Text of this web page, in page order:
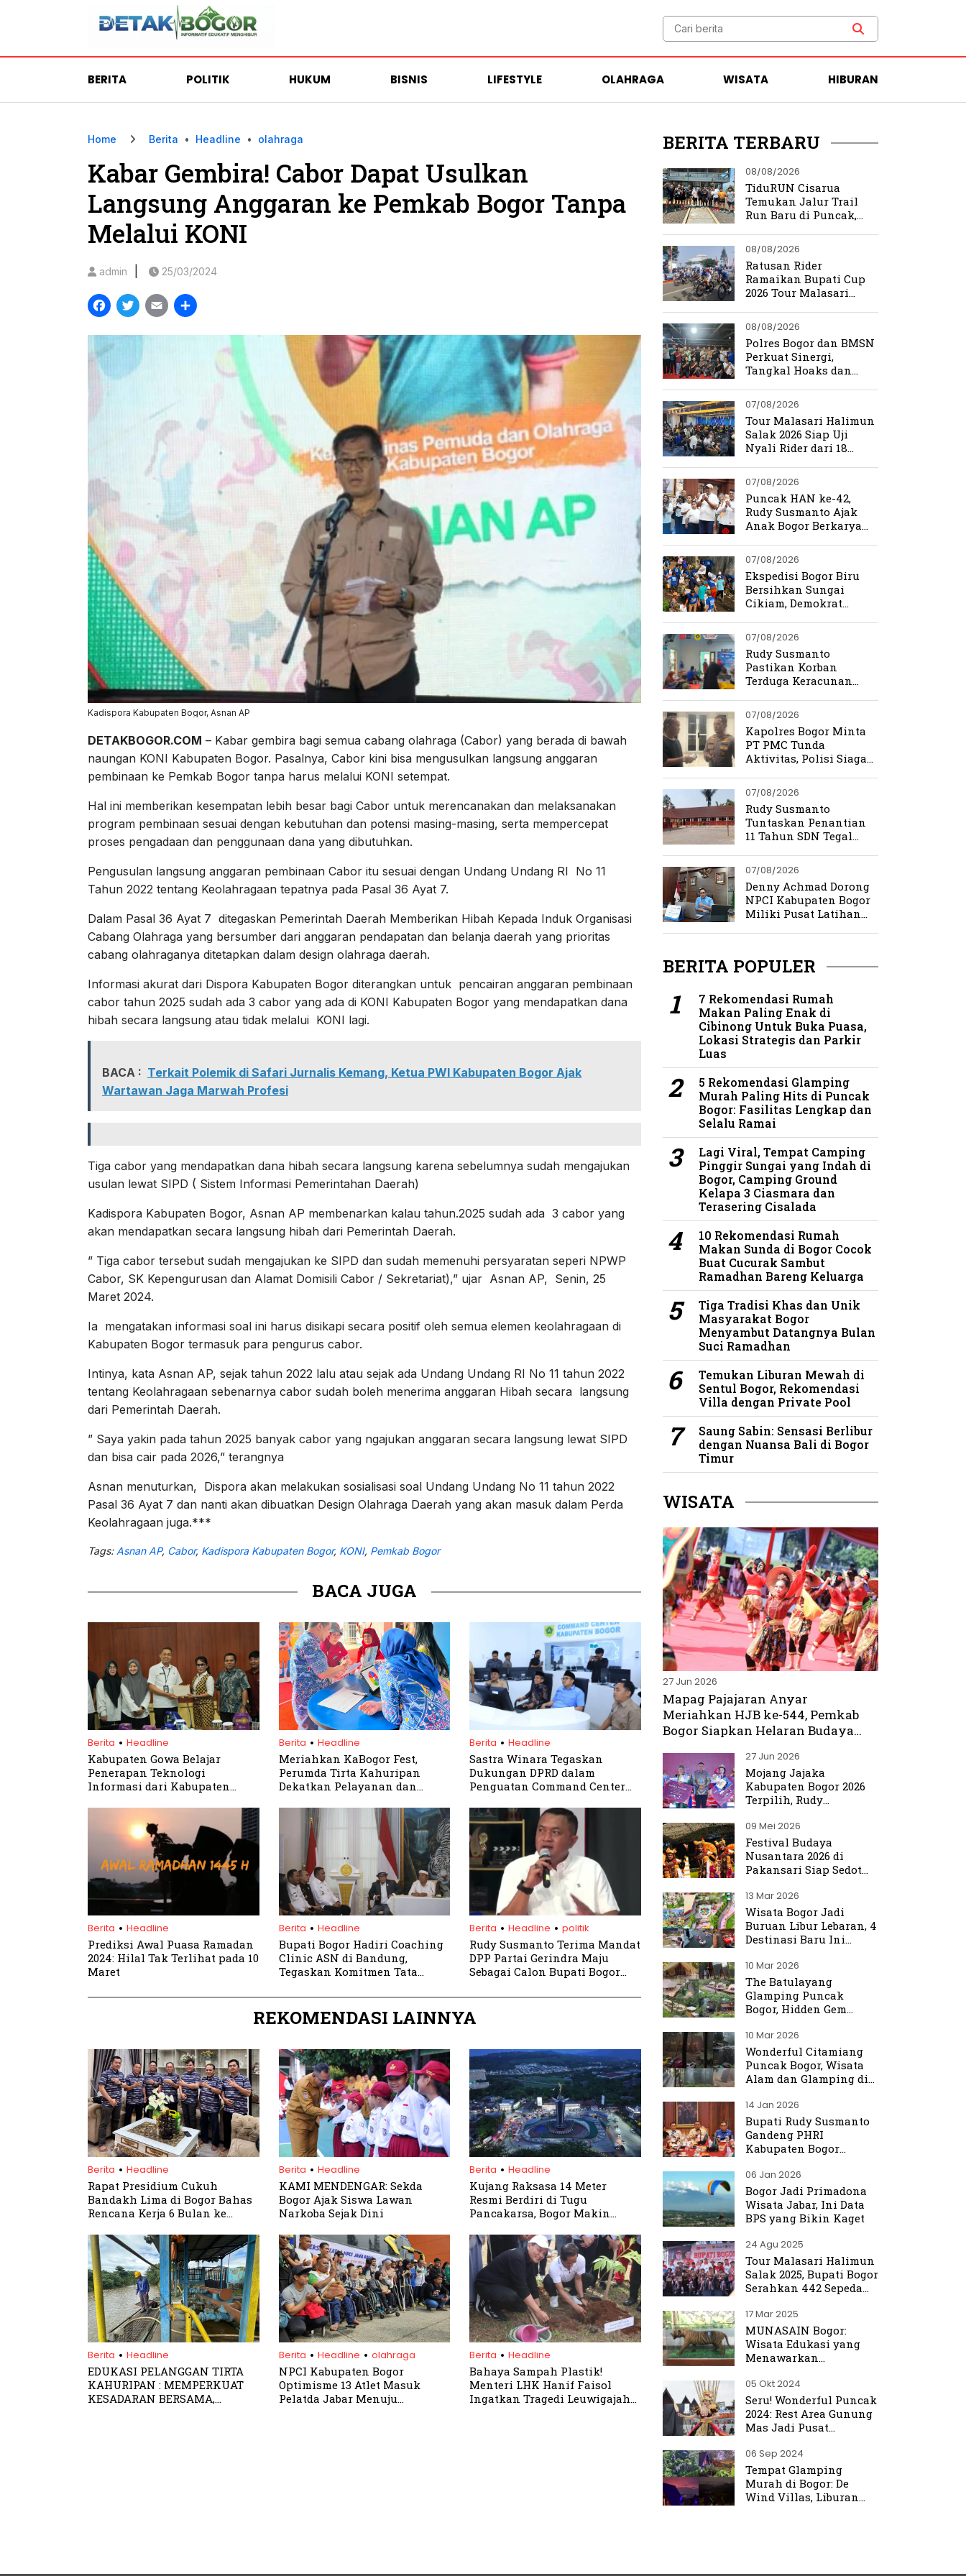
BERITA POLITIK HUKUM BISNIS LIFESTYLE OLAHRAGA WISATA HIBURAN
Home Berita • Headline • olahraga
Kabar Gembira! Cabor Dapat Usulkan
Langsung Anggaran ke Pemkab Bogor Tanpa
Melalui KONI
admin 25/03/2024
Facebook
Twitter
Email
Kadispora Kabupaten Bogor, Asnan AP
DETAKBOGOR.COM – Kabar gembira bagi semua cabang olahraga (Cabor) yang berada di bawah
naungan KONI Kabupaten Bogor. Pasalnya, Cabor kini bisa mengusulkan langsung anggaran
pembinaan ke Pemkab Bogor tanpa harus melalui KONI setempat.
Hal ini memberikan kesempatan lebih besar bagi Cabor untuk merencanakan dan melaksanakan
program pembinaan sesuai dengan kebutuhan dan potensi masing-masing, serta mempercepat
proses pengadaan dan penggunaan dana yang dibutuhkan.
Pengusulan langsung anggaran pembinaan Cabor itu sesuai dengan Undang Undang RI No 11
Tahun 2022 tentang Keolahragaan tepatnya pada Pasal 36 Ayat 7.
Dalam Pasal 36 Ayat 7 ditegaskan Pemerintah Daerah Memberikan Hibah Kepada Induk Organisasi
Cabang Olahraga yang bersumber dari anggaran pendapatan dan belanja daerah yang prioritas
cabang olahraganya ditetapkan dalam design olahraga daerah.
Informasi akurat dari Dispora Kabupaten Bogor diterangkan untuk pencairan anggaran pembinaan
cabor tahun 2025 sudah ada 3 cabor yang ada di KONI Kabupaten Bogor yang mendapatkan dana
hibah secara langsung atau tidak melalui KONI lagi.
BACA : Terkait Polemik di Safari Jurnalis Kemang, Ketua PWI Kabupaten Bogor Ajak
Wartawan Jaga Marwah Profesi
Tiga cabor yang mendapatkan dana hibah secara langsung karena sebelumnya sudah mengajukan
usulan lewat SIPD ( Sistem Informasi Pemerintahan Daerah)
Kadispora Kabupaten Bogor, Asnan AP membenarkan kalau tahun.2025 sudah ada 3 cabor yang
akan mendapatkan secara langsung hibah dari Pemerintah Daerah.
” Tiga cabor tersebut sudah mengajukan ke SIPD dan sudah memenuhi persyaratan seperi NPWP
Cabor, SK Kepengurusan dan Alamat Domisili Cabor / Sekretariat),” ujar Asnan AP, Senin, 25
Maret 2024.
Ia mengatakan informasi soal ini harus disikapi secara positif oleh semua elemen keolahragaan di
Kabupaten Bogor termasuk para pengurus cabor.
Intinya, kata Asnan AP, sejak tahun 2022 lalu atau sejak ada Undang Undang RI No 11 tahun 2022
tentang Keolahragaan sebenarnya cabor sudah boleh menerima anggaran Hibah secara langsung
dari Pemerintah Daerah.
” Saya yakin pada tahun 2025 banyak cabor yang ngajukan anggaran secara langsung lewat SIPD
dan bisa cair pada 2026,” terangnya
Asnan menuturkan, Dispora akan melakukan sosialisasi soal Undang Undang No 11 tahun 2022
Pasal 36 Ayat 7 dan nanti akan dibuatkan Design Olahraga Daerah yang akan masuk dalam Perda
Keolahragaan juga.***
Tags: Asnan AP, Cabor, Kadispora Kabupaten Bogor, KONI, Pemkab Bogor
BACA JUGA
Berita . Headline
Kabupaten Gowa Belajar
Penerapan Teknologi
Informasi dari Kabupaten
Berita . Headline
Meriahkan KaBogor Fest,
Perumda Tirta Kahuripan
Dekatkan Pelayanan dan
Masyarakat
Berita . Headline
Sastra Winara Tegaskan
Dukungan DPRD dalam
Penguatan Command Center
Digital
Berita . Headline
Prediksi Awal Puasa Ramadan
2024: Hilal Tak Terlihat pada 10
Maret
Berita . Headline
Bupati Bogor Hadiri Coaching
Clinic ASN di Bandung,
Tegaskan Komitmen Tata
Berita . Headline . politik
Rudy Susmanto Terima Mandat
DPP Partai Gerindra Maju
Sebagai Calon Bupati Bogor
REKOMENDASI LAINNYA
Berita . Headline
Rapat Presidium Cukuh
Bandakh Lima di Bogor Bahas
Rencana Kerja 6 Bulan ke
Berita . Headline
KAMI MENDENGAR: Sekda
Bogor Ajak Siswa Lawan
Narkoba Sejak Dini
Berita . Headline
Kujang Raksasa 14 Meter
Resmi Berdiri di Tugu
Pancakarsa, Bogor Makin
Berita . Headline
EDUKASI PELANGGAN TIRTA
KAHURIPAN : MEMPERKUAT
KESADARAN BERSAMA,
Berita . Headline . olahraga
NPCI Kabupaten Bogor
Optimisme 13 Atlet Masuk
Pelatda Jabar Menuju
Berita . Headline
Bahaya Sampah Plastik!
Menteri LHK Hanif Faisol
Ingatkan Tragedi Leuwigajah
BERITA TERBARU
08/08/2026
TiduRUN Cisarua
Temukan Jalur Trail
Run Baru di Puncak,
Ketagihan
08/08/2026
Ratusan Rider
Ramaikan Bupati Cup
2026 Tour Malasari
08/08/2026
Polres Bogor dan BMSN
Perkuat Sinergi,
Tangkal Hoaks dan
07/08/2026
Tour Malasari Halimun
Salak 2026 Siap Uji
Nyali Rider dari 18
Ekstrem Bogor
07/08/2026
Puncak HAN ke-42,
Rudy Susmanto Ajak
Anak Bogor Berkarya
07/08/2026
Ekspedisi Bogor Biru
Bersihkan Sungai
Cikiam, Demokrat
Warga Jasinga
07/08/2026
Rudy Susmanto
Pastikan Korban
Terduga Keracunan
Maksimal
07/08/2026
Kapolres Bogor Minta
PT PMC Tunda
Aktivitas, Polisi Siaga
Tamansari
07/08/2026
Rudy Susmanto
Tuntaskan Penantian
11 Tahun SDN Tegal
07/08/2026
Denny Achmad Dorong
NPCI Kabupaten Bogor
Miliki Pusat Latihan
BERITA POPULER
7 Rekomendasi Rumah
Makan Paling Enak di
Cibinong Untuk Buka Puasa,
Lokasi Strategis dan Parkir
Luas
5 Rekomendasi Glamping
Murah Paling Hits di Puncak
Bogor: Fasilitas Lengkap dan
Selalu Ramai
Lagi Viral, Tempat Camping
Pinggir Sungai yang Indah di
Bogor, Camping Ground
Kelapa 3 Ciasmara dan
Terasering Cisalada
10 Rekomendasi Rumah
Makan Sunda di Bogor Cocok
Buat Cucurak Sambut
Ramadhan Bareng Keluarga
Tiga Tradisi Khas dan Unik
Masyarakat Bogor
Menyambut Datangnya Bulan
Suci Ramadhan
Temukan Liburan Mewah di
Sentul Bogor, Rekomendasi
Villa dengan Private Pool
Saung Sabin: Sensasi Berlibur
dengan Nuansa Bali di Bogor
Timur
WISATA
27 Jun 2026
Mapag Pajajaran Anyar
Meriahkan HJB ke-544, Pemkab
Bogor Siapkan Helaran Budaya
27 Jun 2026
Mojang Jajaka
Kabupaten Bogor 2026
Terpilih, Rudy
Promosikan Bogor ke
Dunia
09 Mei 2026
Festival Budaya
Nusantara 2026 di
Pakansari Siap Sedot
13 Mar 2026
Wisata Bogor Jadi
Buruan Libur Lebaran, 4
Destinasi Baru Ini
10 Mar 2026
The Batulayang
Glamping Puncak
Bogor, Hidden Gem
yang Menenangkan
10 Mar 2026
Wonderful Citamiang
Puncak Bogor, Wisata
Alam dan Glamping di
14 Jan 2026
Bupati Rudy Susmanto
Gandeng PHRI
Kabupaten Bogor
Sektor Pariwisata
06 Jan 2026
Bogor Jadi Primadona
Wisata Jabar, Ini Data
BPS yang Bikin Kaget
24 Agu 2025
Tour Malasari Halimun
Salak 2025, Bupati Bogor
Serahkan 442 Sepeda
17 Mar 2025
MUNASAIN Bogor:
Wisata Edukasi yang
Menawarkan
dari Kebun Raya Bogor
05 Okt 2024
Seru! Wonderful Puncak
2024: Rest Area Gunung
Mas Jadi Pusat
06 Sep 2024
Tempat Glamping
Murah di Bogor: De
Wind Villas, Liburan